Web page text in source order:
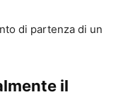
di partenza di un
il